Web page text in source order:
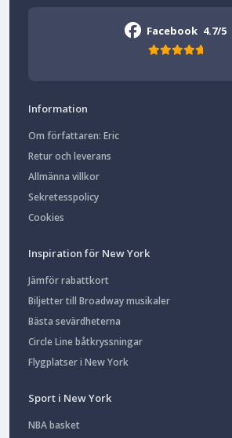
Facebook 4.7/5
Information
Om författaren: Eric
Retur och leverans
Allmänna villkor
Sekretesspolicy
Cookies
Inspiration för New York
Jämför rabattkort
Biljetter till Broadway musikaler
Bästa sevärdheterna
Circle Line båtkryssningar
Flygplatser i New York
Sport i New York
NBA basket